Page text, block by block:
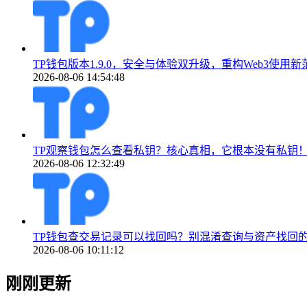
TP钱包版本1.9.0，安全与体验双升级，重构Web3使用新
2026-08-06 14:54:48
TP观察钱包怎么查看私钥？核心真相，它根本没有私钥！
2026-08-06 12:32:49
TP钱包查交易记录可以找回吗？别混淆查询与资产找回
2026-08-06 10:11:12
刚刚更新